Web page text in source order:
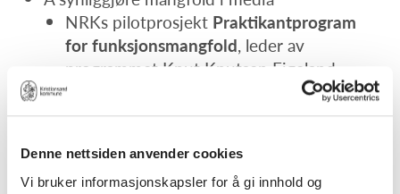
Denne nettsiden anvender cookies
Vi bruker informasjonskapsler for å gi innhold og
NRKs pilotprosjekt Praktikantprogram
for funksjonsmangfold, leder av
programmet Knut Knutsen Eigeland
forteller.
Oppsummerende kommentar fra Astrid
Handikaplag Kristiansand